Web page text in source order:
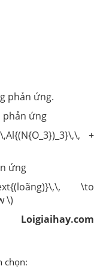
phản ứng.
phản ứng
+
ứng
\to
\)
Loigiaihay.com
chọn: